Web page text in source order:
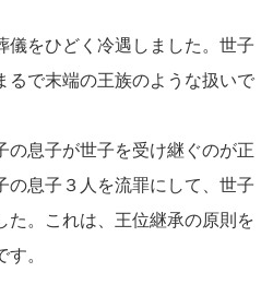
儀をひどく冷遇しました。世子
るで末端の王族のような扱いで
の息子が世子を受け継ぐのが正
の息子３人を流罪にして、世子
た。これは、王位継承の原則を
。